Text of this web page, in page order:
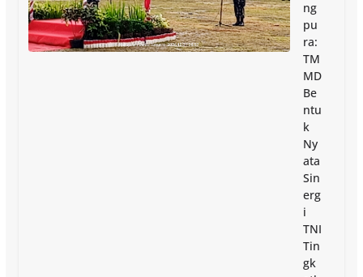
ng
pu
ra:
TM
MD
Be
ntu
k
Ny
ata
Sin
erg
i
TNI
Tin
gk